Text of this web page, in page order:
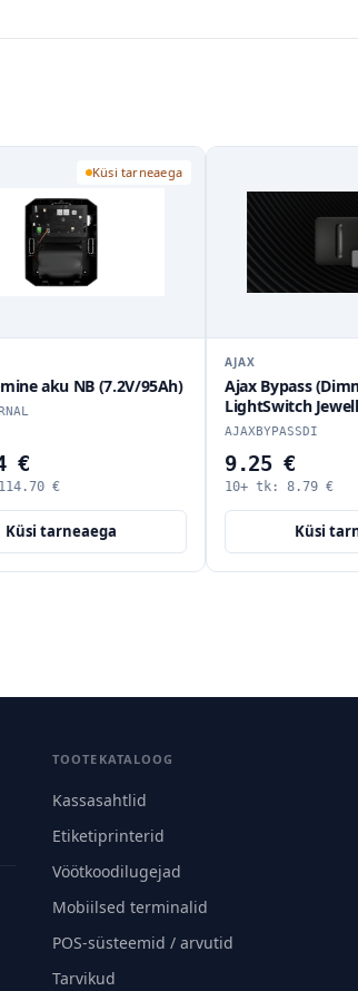
Küsi tarneaega
Ajax Bypass (Dimmer)
LightSwitch Jeweller
9.25 €
10+ tk:
Küsi tarneaega
Ajax
must
10+
TOOTEKATALOOG
Kassasahtlid
Etiketiprinterid
Vöötkoodilugejad
Mobiilsed terminalid
POS-süsteemid / arvutid
Tarvikud